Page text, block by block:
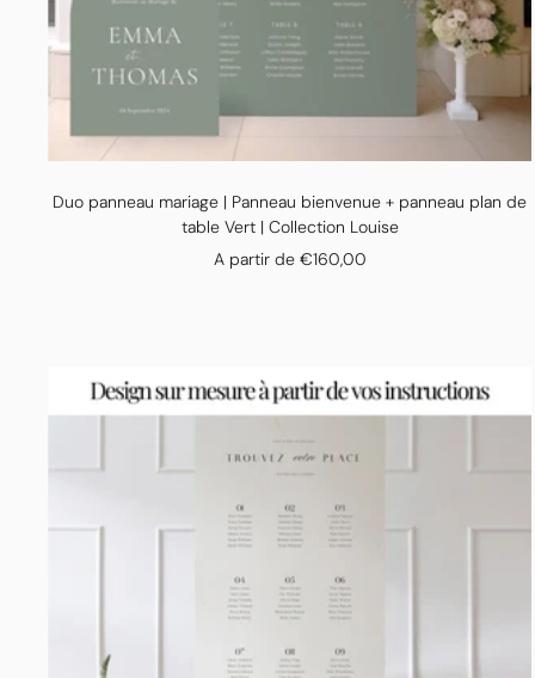
Duo panneau mariage | Panneau bienvenue + panneau plan de
table Vert | Collection Louise
Prix
A partir de €160,00